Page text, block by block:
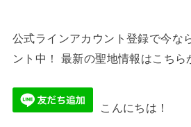
公式ラインアカウント登録で今な
ント中！ 最新の聖地情報はこちら
こんにちは！